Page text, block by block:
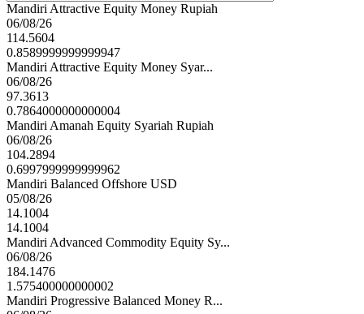
Mandiri Attractive Equity Money Rupiah
06/08/26
114.5604
0.8589999999999947
Mandiri Attractive Equity Money Syar...
06/08/26
97.3613
0.7864000000000004
Mandiri Amanah Equity Syariah Rupiah
06/08/26
104.2894
0.6997999999999962
Mandiri Balanced Offshore USD
05/08/26
14.1004
14.1004
Mandiri Advanced Commodity Equity Sy...
06/08/26
184.1476
1.575400000000002
Mandiri Progressive Balanced Money R...